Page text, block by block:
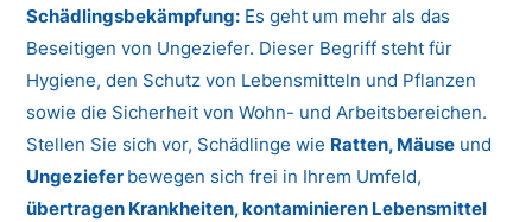
Schädlingsbekämpfung: Es geht um mehr als das
Beseitigen von Ungeziefer. Dieser Begriff steht für
Hygiene, den Schutz von Lebensmitteln und Pflanzen
sowie die Sicherheit von Wohn- und Arbeitsbereichen.
Stellen Sie sich vor, Schädlinge wie Ratten, Mäuse und
Ungeziefer bewegen sich frei in Ihrem Umfeld,
übertragen Krankheiten, kontaminieren Lebensmittel